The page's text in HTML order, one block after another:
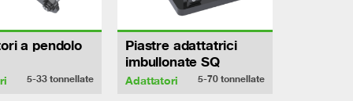
a pendolo
5-33tonnellate
Piastre adattatrici
imbullonate SQ
Adattatori 5-70 tonnellate